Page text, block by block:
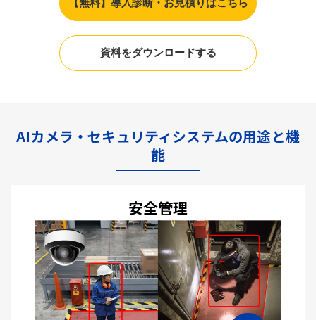
【無料】導入診断・お見積りはこちら
資料をダウンロードする
AIカメラ・セキュリティシステムの用途と機
能
安全管理